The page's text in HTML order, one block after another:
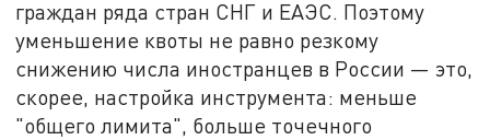
граждан ряда стран СНГ и ЕАЭС. Поэтому
уменьшение квоты не равно резкому
снижению числа иностранцев в России — это,
скорее, настройка инструмента: меньше
"общего лимита", больше точечного